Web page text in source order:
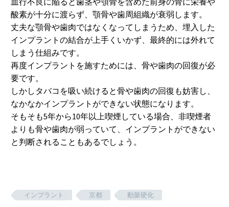
酸素が十分に渡らず、顎骨や歯周組織が衰弱します。
丈夫な顎骨や歯肉ではなくなってしまうため、埋入した
インプラントの結合が上手くいかず、最終的には外れて
しまう仕組みです。
再度インプラントを施すためには、骨や歯肉の回復が必
要です。
しかしタバコを吸い続けると骨や歯肉の回復も妨害し、
なかなかインプラントができない状態になります。
そもそも5年から10年以上喫煙している場合、非喫煙者
よりも骨や歯肉が弱っていて、インプラントができない
と判断されることもあるでしょう。
インプラント 京都
動脈硬化